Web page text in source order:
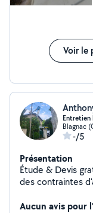
Voir le
Entretien
Blagnac
-/5
Présentation
Étude & Devis gratuits Analyse du
des contraintes
d'intervention
Aucun avis pour